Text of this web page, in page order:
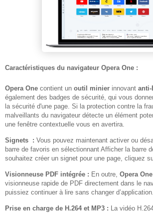
Caractéristiques du navigateur Opera One :
Opera One contient un outil minier innovant
également des badges de sécurité, qui vous
la sécurité d'une page. Si la protection contre la
malveillants du navigateur détecte un élément
une fenêtre contextuelle vous en avertira.
Signets : Vous pouvez maintenant activer ou
barre de favoris en sélectionnant Afficher la barre
souhaitez créer un signet pour une page, cliquez
Visionneuse PDF intégrée : En outre, Opera One
visionneuse rapide de PDF directement dans le
puissiez continuer à lire sans changer d’application.
Prise en charge de H.264 et MP3 : La vidéo